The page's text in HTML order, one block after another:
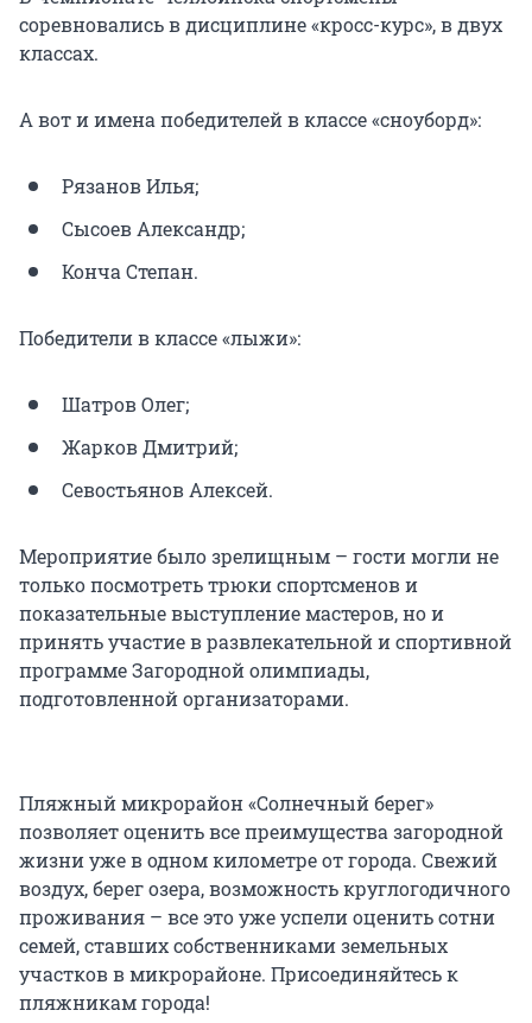
соревновались в дисциплине «кросс-курс», в двух
классах.
А вот и имена победителей в классе «сноуборд»:
Рязанов Илья;
Сысоев Александр;
Конча Степан.
Победители в классе «лыжи»:
Шатров Олег;
Жарков Дмитрий;
Севостьянов Алексей.
Мероприятие было зрелищным – гости могли не
только посмотреть трюки спортсменов и
показательные выступление мастеров, но и
принять участие в развлекательной и спортивной
программе Загородной олимпиады,
подготовленной организаторами.
Пляжный микрорайон «Солнечный берег»
позволяет оценить все преимущества загородной
жизни уже в одном километре от города. Свежий
воздух, берег озера, возможность круглогодичного
проживания – все это уже успели оценить сотни
семей, ставших собственниками земельных
участков в микрорайоне. Присоединяйтесь к
пляжникам города!